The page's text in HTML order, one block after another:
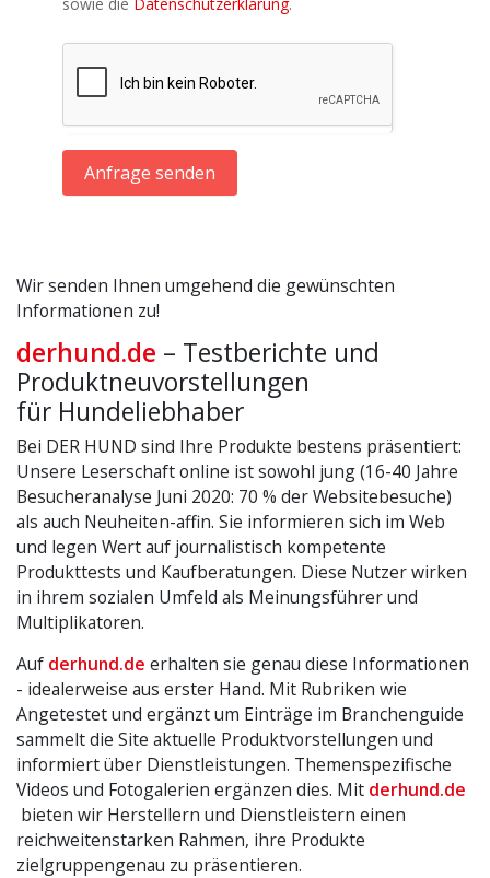
Anfrage senden
Wir senden Ihnen umgehend die gewünschten
Informationen zu!
derhund.de – Testberichte und
Produktneuvorstellungen
für Hundeliebhaber
Bei DER HUND sind Ihre Produkte bestens präsentiert:
Unsere Leserschaft online ist sowohl jung (16-40 Jahre
Besucheranalyse Juni 2020: 70 % der Websitebesuche)
als auch Neuheiten-affin. Sie informieren sich im Web
und legen Wert auf journalistisch kompetente
Produkttests und Kaufberatungen. Diese Nutzer wirken
in ihrem sozialen Umfeld als Meinungsführer und
Multiplikatoren.
Auf derhund.de erhalten sie genau diese Informationen
- idealerweise aus erster Hand. Mit Rubriken wie
Angetestet und ergänzt um Einträge im Branchenguide
sammelt die Site aktuelle Produktvorstellungen und
informiert über Dienstleistungen. Themenspezifische
Videos und Fotogalerien ergänzen dies. Mit derhund.de
bieten wir Herstellern und Dienstleistern einen
reichweitenstarken Rahmen, ihre Produkte
zielgruppengenau zu präsentieren.